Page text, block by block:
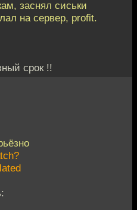
заснял сиськи
на сервер, profit.
срок !!